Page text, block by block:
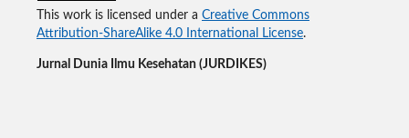
This work is licensed under a Creative Commons
Attribution-ShareAlike 4.0 International License.
Jurnal Dunia Ilmu Kesehatan (JURDIKES)